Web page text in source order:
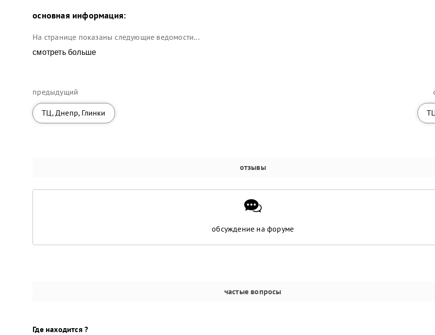
основная информация:
На странице показаны следующие ведомости...
смотреть больше
предыдущий
ТЦ, Днепр, Глинки
отзывы
обсуждение на форуме
частые вопросы
Где находится ?